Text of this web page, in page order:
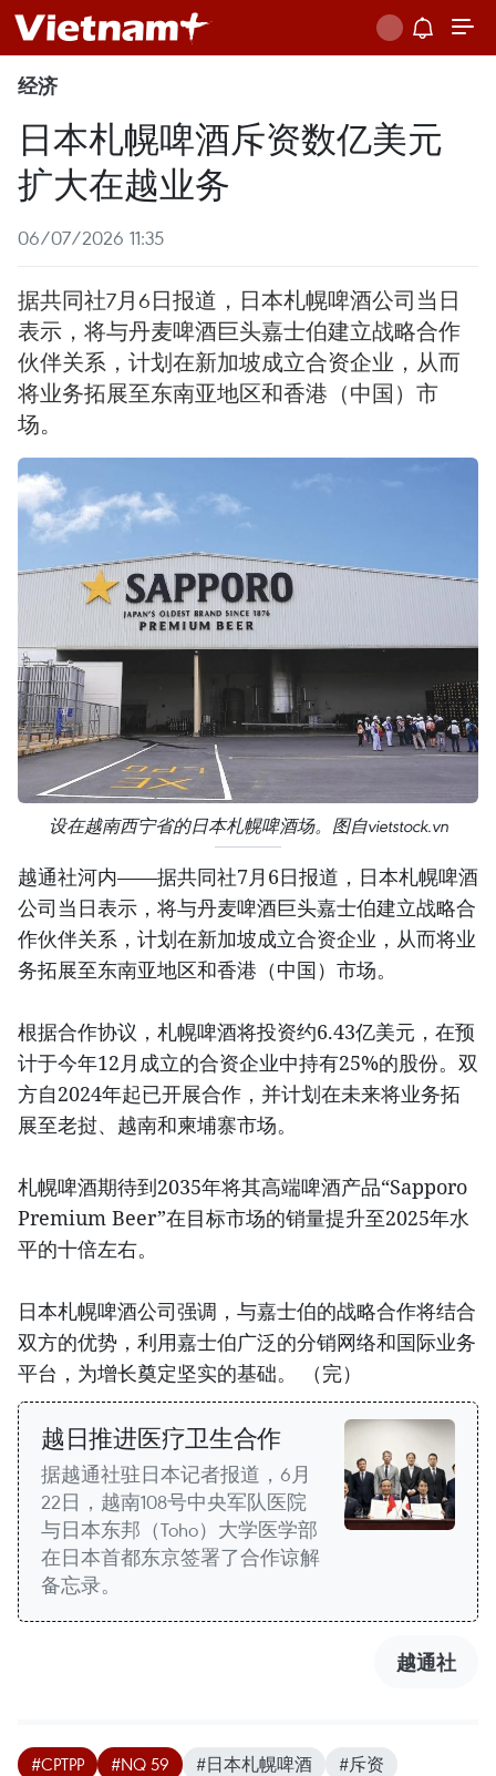
经济
日本札幌啤酒斥资数亿美元
扩大在越业务
06/07/2026 11:35
据共同社7月6日报道，日本札幌啤酒公司当日
表示，将与丹麦啤酒巨头嘉士伯建立战略合作
伙伴关系，计划在新加坡成立合资企业，从而
将业务拓展至东南亚地区和香港（中国）市
场。
设在越南西宁省的日本札幌啤酒场。图自vietstock.vn
越通社河内——据共同社7月6日报道，日本札幌啤酒
公司当日表示，将与丹麦啤酒巨头嘉士伯建立战略合
作伙伴关系，计划在新加坡成立合资企业，从而将业
务拓展至东南亚地区和香港（中国）市场。
根据合作协议，札幌啤酒将投资约6.43亿美元，在预
计于今年12月成立的合资企业中持有25%的股份。双
方自2024年起已开展合作，并计划在未来将业务拓
展至老挝、越南和柬埔寨市场。
札幌啤酒期待到2035年将其高端啤酒产品“Sapporo
Premium Beer”在目标市场的销量提升至2025年水
平的十倍左右。
日本札幌啤酒公司强调，与嘉士伯的战略合作将结合
双方的优势，利用嘉士伯广泛的分销网络和国际业务
平台，为增长奠定坚实的基础。 （完）
越日推进医疗卫生合作
据越通社驻日本记者报道，6月
22日，越南108号中央军队医院
与日本东邦（Toho）大学医学部
在日本首都东京签署了合作谅解
备忘录。
越通社
#CPTPP #NQ 59 #日本札幌啤酒
#斥资